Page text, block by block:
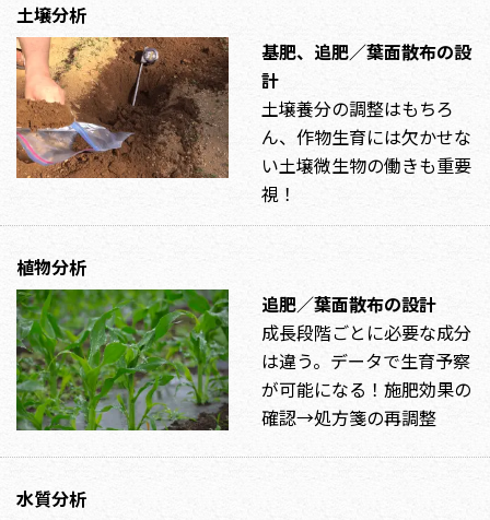
土壌分析
基肥、追肥／葉面散布の設
計
土壌養分の調整はもちろ
ん、作物生育には欠かせな
い土壌微生物の働きも重要
視！
植物分析
追肥／葉面散布の設計
成長段階ごとに必要な成分
は違う。データで生育予察
が可能になる！施肥効果の
確認→処方箋の再調整
水質分析